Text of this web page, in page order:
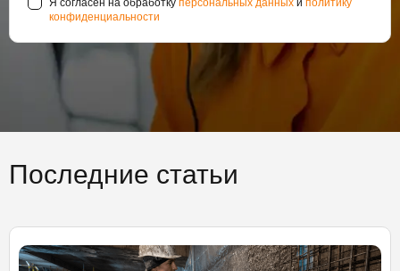
Я согласен на обработку персональных данных и политику
конфиденциальности
Последние статьи